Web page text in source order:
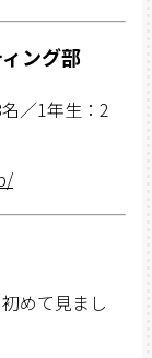
ング部
／1年生：2
めて見まし